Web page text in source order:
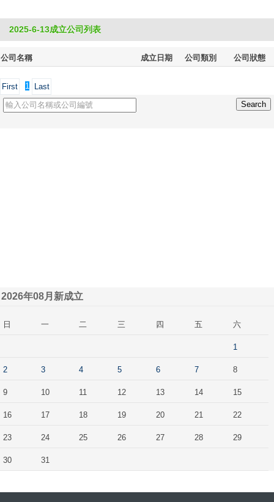
2025-6-13成立公司列表
公司名稱 成立日期 公司類別 公司狀態
First 1 Last
2026年08月新成立
日 一 二 三 四 五 六
1
2 3 4 5 6 7 8
9 10 11 12 13 14 15
16 17 18 19 20 21 22
23 24 25 26 27 28 29
30 31